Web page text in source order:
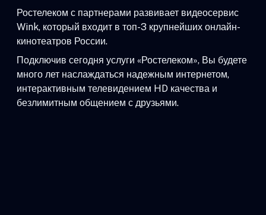
Ростелеком с партнерами развивает видеосервис
Wink, который входит в топ-3 крупнейших онлайн-
кинотеатров России.
Подключив сегодня услуги «Ростелеком», Вы будете
много лет наслаждаться надежным интернетом,
интерактивным телевидением HD качества и
безлимитным общением с друзьями.